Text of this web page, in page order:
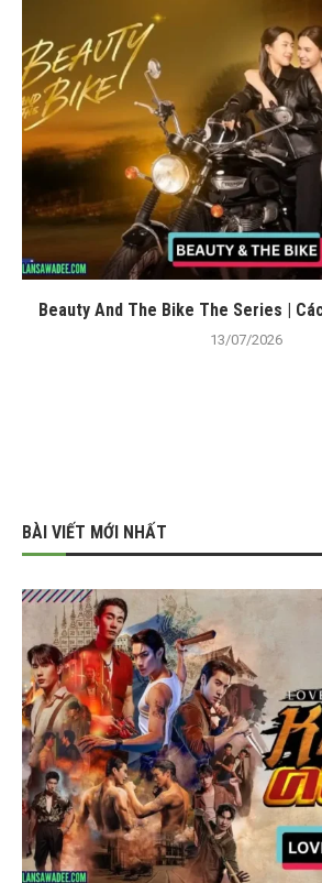
Beauty And The Bike The Series |
13/07/2026
BÀI VIẾT MỚI NHẤT